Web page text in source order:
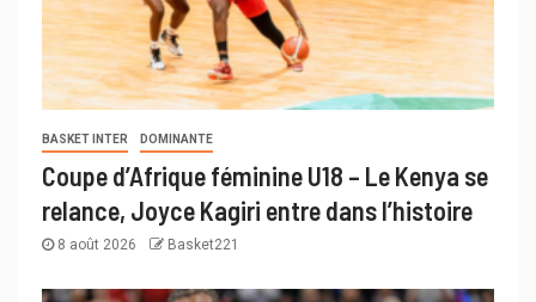
BASKET INTER DOMINANTE
Coupe d’Afrique féminine U18 – Le Kenya se
relance, Joyce Kagiri entre dans l’histoire
8 août 2026 Basket221